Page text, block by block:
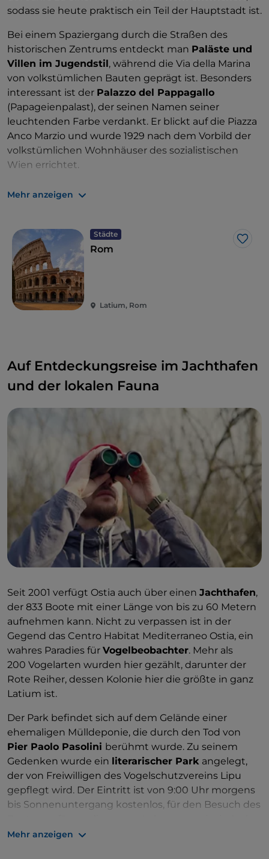
sodass sie heute praktisch ein Teil der Hauptstadt ist.
Bei einem Spaziergang durch die Straßen des
historischen Zentrums entdeckt man Paläste und
Villen im Jugendstil, während die Via della Marina
von volkstümlichen Bauten geprägt ist. Besonders
interessant ist der Palazzo del Pappagallo
(Papageienpalast), der seinen Namen seiner
leuchtenden Farbe verdankt. Er blickt auf die Piazza
Anco Marzio und wurde 1929 nach dem Vorbild der
volkstümlichen Wohnhäuser des sozialistischen
Wien errichtet.
Ebenfalls aus den 1920er Jahren stammen der
Palazzo del Governatore (Gouverneurspalast
Krankenhaus für die heliotherapeutische
Behandlung tuberkulosekranker Kinder errichtet
wurde. Moderne Architektur aus dieser Zeit findet
sich auch in öffentlichen Gebäuden wie dem
futuristisch inspirierten Postamt, aber auch in der
Kirche Santa Maria Regina Pacis, die
Mehr anzeigen
Städte
Like
Rom
Latium, Rom
Auf Entdeckungsreise im Jachthafen
und der lokalen Fauna
Seit 2001 verfügt Ostia auch über einen Jachthafen,
der 833 Boote mit einer Länge von bis zu 60 Metern
aufnehmen kann. Nicht zu verpassen ist in der
Gegend das Centro Habitat Mediterraneo Ostia, ein
wahres Paradies für Vogelbeobachter. Mehr als
200 Vogelarten wurden hier gezählt, darunter der
Rote Reiher, dessen Kolonie hier die größte in ganz
Latium ist.
Der Park befindet sich auf dem Gelände einer
ehemaligen Mülldeponie, die durch den Tod von
Pier Paolo Pasolini berühmt wurde. Zu seinem
Gedenken wurde ein literarischer Park angelegt,
der von Freiwilligen des Vogelschutzvereins Lipu
gepflegt wird. Der Eintritt ist von 9:00 Uhr morgens
bis Sonnenuntergang kostenlos, für den Besuch des
eine Reservierung erforderlich. Ein Tipp? Gehen Sie
Mehr anzeigen